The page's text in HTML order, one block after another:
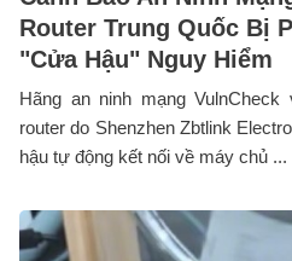
Router Trung Quốc Bị
"Cửa Hậu" Nguy Hiểm
Hãng an ninh mạng
router do Shenzhen Zbtlink
hậu tự động kết nối về máy chủ ...